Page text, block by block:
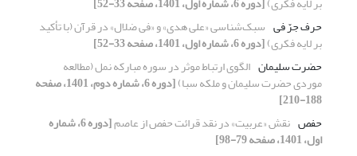
حرف جرّ فی سبک‌شناسی «علی هدی» و «فی ضلال» در قرآن (با تأکید
بر لایه فکری)[دوره 6، شماره اول، 1401، صفحه 33-52]
حضرت سلیمان الگوی ارتباط موثر در سوره مبارکه نمل (مطالعه
موردی حضرت سلیمان و ملکه سبا) [دوره 6، شماره دوم، 1401، صفحه
188-210]
حفص نقش «عربیت» در نقد قرائت حفص از عاصم [دوره 6، شماره
اول، 1401، صفحه 79-98]